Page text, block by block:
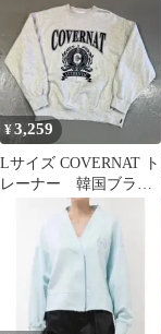
¥3,259
Lサイズ COVERNAT ト
レーナー 韓国ブラン
ド ビンテージ カ
バーナット